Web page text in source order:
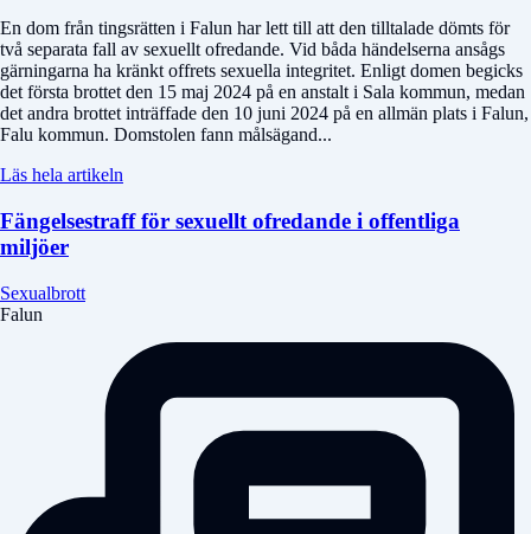
En dom från tingsrätten i Falun har lett till att den tilltalade dömts för
två separata fall av sexuellt ofredande. Vid båda händelserna ansågs
gärningarna ha kränkt offrets sexuella integritet. Enligt domen begicks
det första brottet den 15 maj 2024 på en anstalt i Sala kommun, medan
det andra brottet inträffade den 10 juni 2024 på en allmän plats i Falun,
Falu kommun. Domstolen fann målsägand...
Läs hela artikeln
Fängelsestraff för sexuellt ofredande i offentliga
miljöer
Sexualbrott
Falun